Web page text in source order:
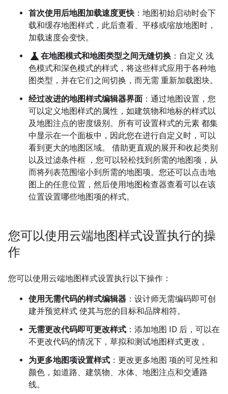
首次使用后地图加载速度更快 ：地图初始启动时会下
载和缓存地图样式，此后查看、平移或缩放地图时，
加载速度会变快。
science 在地图模式和地图类型之间无缝切换 ：自定义 浅
色模式和深色模式的样式，将这些样式应用于各种地
图类型，并在它们之间切换，而无需 重新加载图块。
经过改进的地图样式编辑器界面 ：通过地图设置，您
可以定义地图样式的属性，如建筑物和地标的样式以
及地图注点的密度级别。所有可设置样式的元素 都集
中显示在一个面板中，因此您在进行自定义时，可以
看到更大的地图区域。 借助更直观的展开和收起类别
以及过滤条件框 ，您可以轻松找到所需的地图项，从
而将列表范围缩小到所需的地图项。您还可以点击地
图上的任意位置，然后使用地图检查器查看可以在该
位置设置哪些地图项的样式。
您可以使用云端地图样式设置执行的操
作
您可以使用云端地图样式设置执行以下操作：
使用无需代码的样式编辑器 ：设计师无需编码即可创
建并预览样式 使其与您的目标和品牌相符。
无需更改代码即可更改样式 ：添加地图 ID 后，可以在
不更改代码的情况下，草拟和测试地图样式更改 。
为更多地图项设置样式 ：更改更多地图 项的可见性和
颜色，如道路、建筑物、水体、地图注点和交通路
线。